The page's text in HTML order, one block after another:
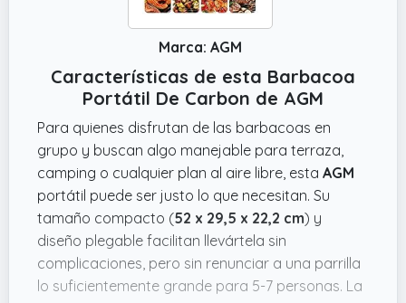
Marca: AGM
Características de esta Barbacoa
Portátil De Carbon de AGM
Para quienes disfrutan de las barbacoas en
grupo y buscan algo manejable para terraza,
camping o cualquier plan al aire libre, esta AGM
portátil puede ser justo lo que necesitan. Su
tamaño compacto (52 x 29,5 x 22,2 cm) y
diseño plegable facilitan llevártela sin
complicaciones, pero sin renunciar a una parrilla
lo suficientemente grande para 5-7 personas. La